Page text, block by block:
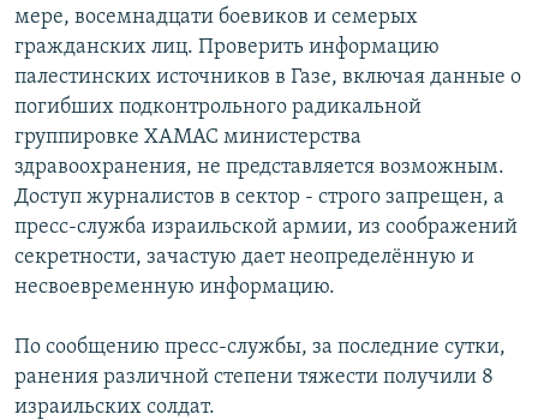
мере, восемнадцати боевиков и семерых
гражданских лиц. Проверить информацию
палестинских источников в Газе, включая данные о
погибших подконтрольного радикальной
группировке ХАМАС министерства
здравоохранения, не представляется возможным.
Доступ журналистов в сектор - строго запрещен, а
пресс-служба израильской армии, из соображений
секретности, зачастую дает неопределённую и
несвоевременную информацию.
По сообщению пресс-службы, за последние сутки,
ранения различной степени тяжести получили 8
израильских солдат.